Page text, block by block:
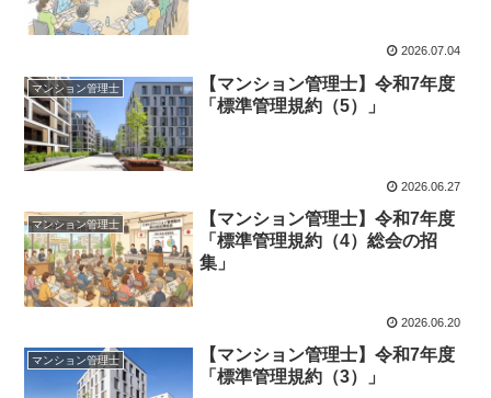
2026.07.04
マンション管理士
【マンション管理士】令和7年度
「標準管理規約（5）」
2026.06.27
マンション管理士
【マンション管理士】令和7年度
「標準管理規約（4）総会の招
集」
2026.06.20
マンション管理士
【マンション管理士】令和7年度
「標準管理規約（3）」